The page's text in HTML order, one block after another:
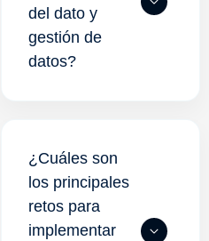
del dato y
gestión de
datos?
¿Cuáles son
los principales
retos para
implementar